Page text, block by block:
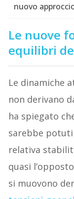
nuovo
Le nuove
equilibri
Le dinamiche
non derivano
ha spiegato
sarebbe
relativa
quasi
si muovono